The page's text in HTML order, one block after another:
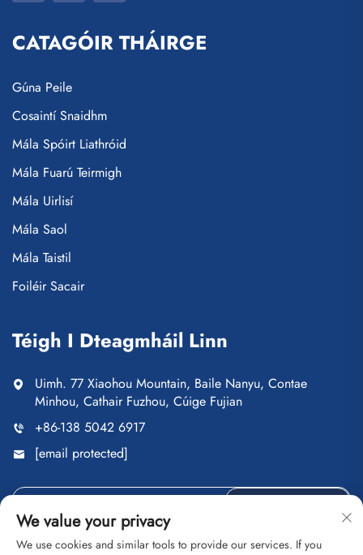
CATAGÓIR THÁIRGE
Gúna Peile
Cosaintí Snaidhm
Mála Spóirt Liathróid
Mála Fuarú Teirmigh
Mála Uirlisí
Mála Saol
Mála Taistil
Foiléir Sacair
Téigh I Dteagmháil Linn
Uimh. 77 Xiaohou Mountain, Baile Nanyu, Contae
Minhou, Cathair Fuzhou, Cúige Fujian
+86-138 5042 6917
[email protected]
We value your privacy
We use cookies and similar tools to provide our services. If you